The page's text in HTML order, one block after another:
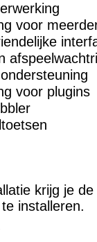
voor
voor plugins
krijg je
installeren.